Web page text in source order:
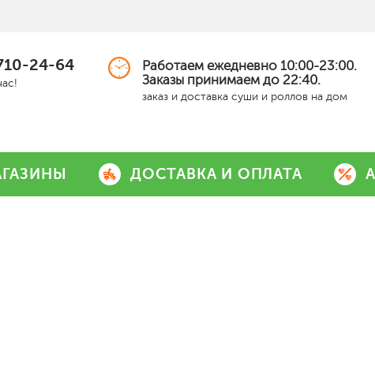
24-64
Работаем ежедневно 10:00-23:00.
Заказы принимаем до 22:40.
заказ и доставка суши и роллов на дом
ДОСТАВКА И ОПЛАТА